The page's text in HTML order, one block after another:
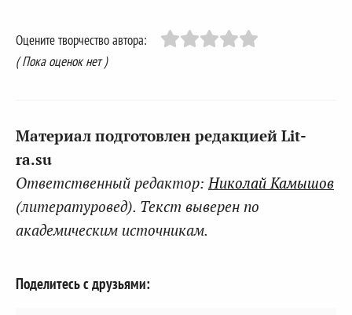
Оцените творчество автора:
( Пока оценок нет )
Материал подготовлен редакцией Lit-
ra.su
Ответственный редактор: Николай Камышов
(литературовед). Текст выверен по
академическим источникам.
Поделитесь с друзьями: